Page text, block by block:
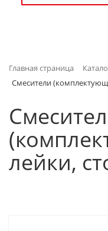
ИНТЕРЬЕР
КЛИМАТИЧЕСКАЯ
КРЕПЕЖ И
Главная страница
Смесители
лейки,